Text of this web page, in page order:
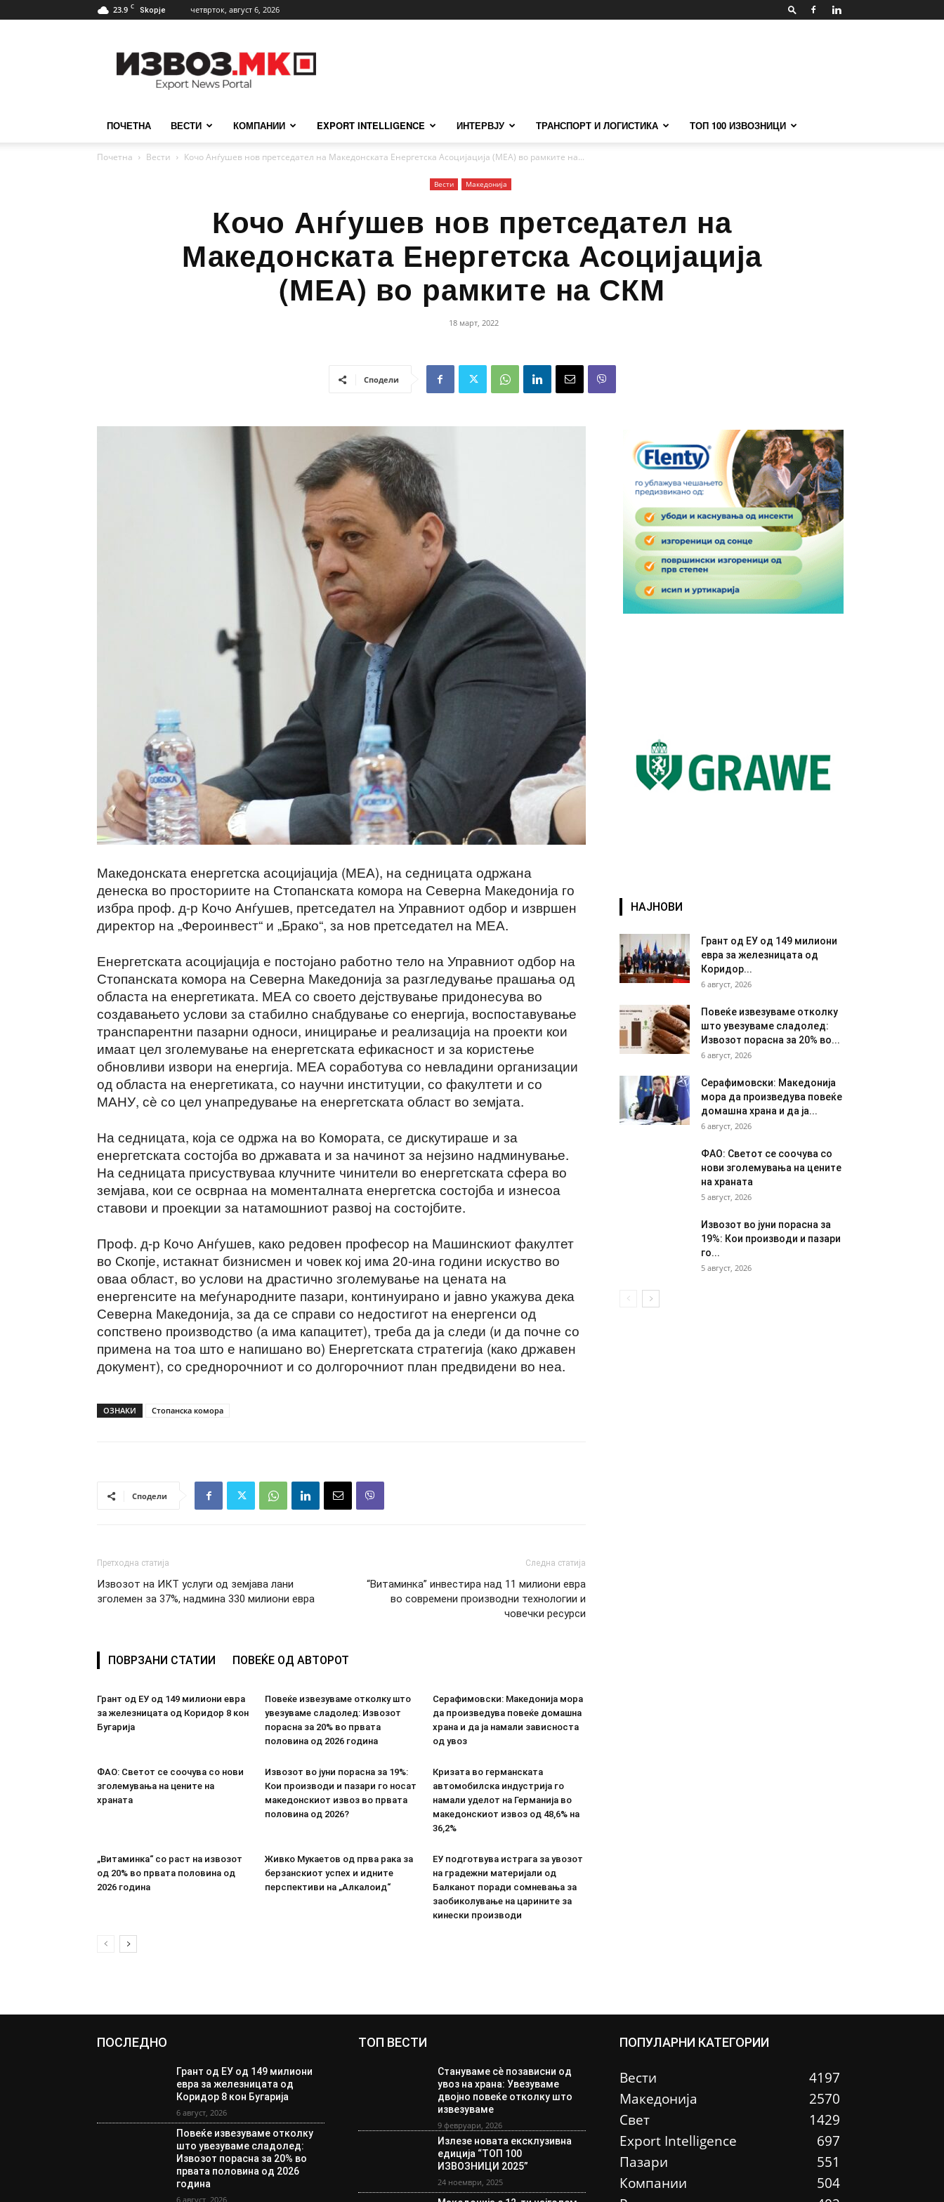
23.9 C Skopje четврток, август 6, 2026
ПОЧЕТНА ВЕСТИ КОМПАНИИ EXPORT INTELLIGENCE ИНТЕРВЈУ ТРАНСПОРТ И ЛОГИСТИКА ТОП 100 ИЗВОЗНИЦИ
Почетна Вести Кочо Анѓушев нов претседател на Македонската Енергетска Асоцијација (МЕА) во рамките на...
Вести Македонија
Кочо Анѓушев нов претседател на
Македонската Енергетска Асоцијација
(МЕА) во рамките на СКМ
18 март, 2022
Сподели
Македонската енергетска асоцијација (МЕА), на седницата одржана
денеска во просториите на Стопанската комора на Северна Македонија го
избра проф. д-р Кочо Анѓушев, претседател на Управниот одбор и извршен
директор на „Фероинвест“ и „Брако“, за нов претседател на МЕА.
Енергетската асоцијација е постојано работно тело на Управниот одбор на
Стопанската комора на Северна Македонија за разгледување прашања од
областа на енергетиката. МЕА со своето дејствување придонесува во
создавањето услови за стабилно снабдување со енергија, воспоставување
транспарентни пазарни односи, иницирање и реализација на проекти кои
имаат цел зголемување на енергетската ефикасност и за користење
обновливи извори на енергија. МЕА соработува со невладини организации
од областа на енергетиката, со научни институции, со факултети и со
МАНУ, сѐ со цел унапредување на енергетската област во земјата.
На седницата, која се одржа на во Комората, се дискутираше и за
енергетската состојба во државата и за начинот за нејзино надминување.
На седницата присуствуваа клучните чинители во енергетската сфера во
земјава, кои се осврнаа на моменталната енергетска состојба и изнесоа
ставови и проекции за натамошниот развој на состојбите.
Проф. д-р Кочо Анѓушев, како редовен професор на Машинскиот факултет
во Скопје, истакнат бизнисмен и човек кој има 20-ина години искуство во
оваа област, во услови на драстично зголемување на цената на
енергенсите на меѓународните пазари, континуирано и јавно укажува дека
Северна Македонија, за да се справи со недостигот на енергенси од
сопствено производство (а има капацитет), треба да ја следи (и да почне со
примена на тоа што е напишано во) Енергетската стратегија (како државен
документ), со среднорочниот и со долгорочниот план предвидени во неа.
ОЗНАКИ Стопанска комора
Сподели
Претходна статија
Извозот на ИКТ услуги од земјава лани
зголемен за 37%, надмина 330 милиони евра
Следна статија
“Витаминка” инвестира над 11 милиони евра
во современи производни технологии и
човечки ресурси
ПОВРЗАНИ СТАТИИ ПОВЕЌЕ ОД АВТОРОТ
Грант од ЕУ од 149 милиони евра
за железницата од Коридор 8 кон
Бугарија
Повеќе извезуваме отколку што
увезуваме сладолед: Извозот
порасна за 20% во првата
половина од 2026 година
Серафимовски: Македонија мора
да произведува повеќе домашна
храна и да ја намали зависноста
од увоз
ФАО: Светот се соочува со нови
зголемувања на цените на
храната
Извозот во јуни порасна за 19%:
Кои производи и пазари го носат
македонскиот извоз во првата
половина од 2026?
Кризата во германската
автомобилска индустрија го
намали уделот на Германија во
македонскиот извоз од 48,6% на
36,2%
„Витаминка“ со раст на извозот
од 20% во првата половина од
2026 година
Живко Мукаетов од прва рака за
берзанскиот успех и идните
перспективи на „Алкалоид“
ЕУ подготвува истрага за увозот
на градежни материјали од
Балканот поради сомневања за
заобиколување на царините за
кинески производи
НАЈНОВИ
Грант од ЕУ од 149 милиони
евра за железницата од
Коридор...
6 август, 2026
Повеќе извезуваме отколку
што увезуваме сладолед:
Извозот порасна за 20% во...
6 август, 2026
Серафимовски: Македонија
мора да произведува повеќе
домашна храна и да ја...
6 август, 2026
ФАО: Светот се соочува со
нови зголемувања на цените
на храната
5 август, 2026
Извозот во јуни порасна за
19%: Кои производи и пазари
го...
5 август, 2026
ПОСЛЕДНО
Грант од ЕУ од 149 милиони
евра за железницата од
Коридор 8 кон Бугарија
6 август, 2026
Повеќе извезуваме отколку
што увезуваме сладолед:
Извозот порасна за 20% во
првата половина од 2026
година
6 август, 2026
ТОП ВЕСТИ
Стануваме сè позависни од
увоз на храна: Увезуваме
двојно повеќе отколку што
извезуваме
9 февруари, 2026
Излезе новата ексклузивна
едиција “ТОП 100
ИЗВОЗНИЦИ 2025”
24 ноември, 2025
ПОПУЛАРНИ КАТЕГОРИИ
Вести
4197
Македонија
2570
Свет
1429
Еxport Intelligence
697
Пазари
551
Компании
504